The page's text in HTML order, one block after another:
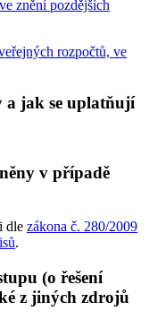
znění pozdějších
rozpočtů, ve
a jak se uplatňují
v případě
dle zákona č. 280/2009
.
(o řešení
z jiných zdrojů